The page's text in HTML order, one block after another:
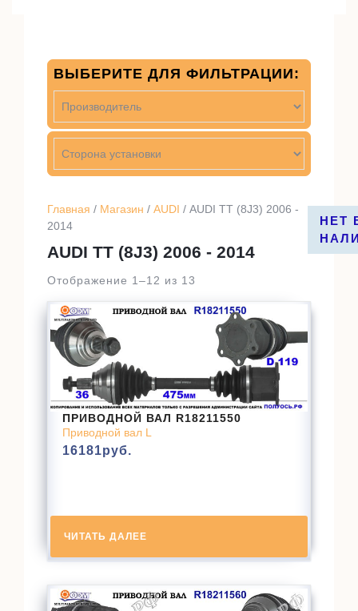
Главная / Магазин / AUDI / AUDI TT (8J3) 2006 -
2014
AUDI TT (8J3) 2006 - 2014
Отображение 1–12 из 13
НЕТ
ПРИВОДНОЙ ВАЛ R18211550
Приводной вал L
16181руб.
ЧИТАТЬ ДАЛЕЕ
НЕТ
ВЫБЕРИТЕ ДЛЯ ФИЛЬТРАЦИИ: